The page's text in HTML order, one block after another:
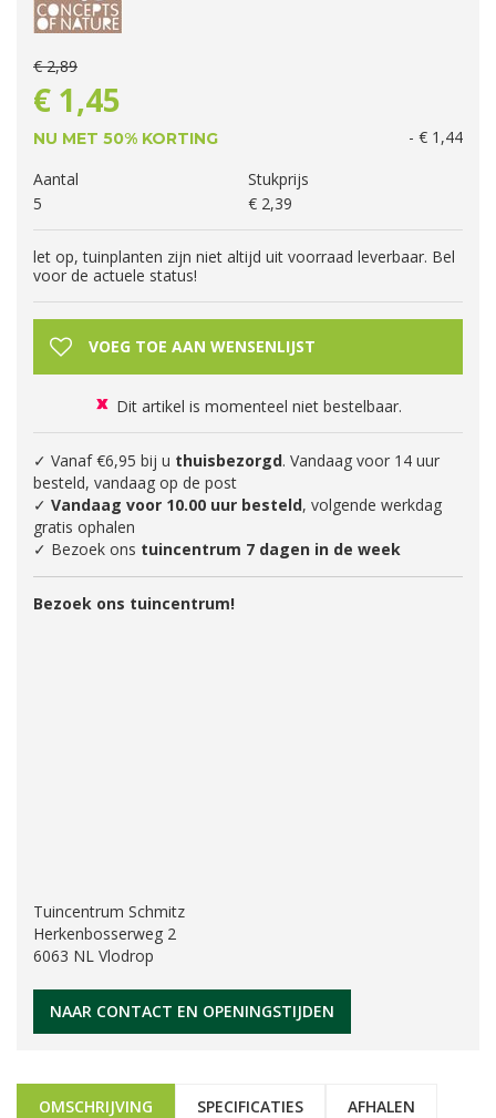
€ 2,89
€ 1,45
NU MET 50% KORTING - € 1 ,44
Aantal
Stukprijs
5
€ 2,39
let op, tuinplanten zijn niet altijd uit voorraad leverbaar. Bel
voor de actuele status!
Dit artikel is momenteel niet bestelbaar.
✓ Vanaf €6,95 bij u thuisbezorgd. Vandaag voor 14 uur
besteld, vandaag op de post
✓ Vandaag voor 10.00 uur besteld, volgende werkdag
gratis ophalen
✓ Bezoek ons tuincentrum 7 dagen in de week
Bezoek ons tuincentrum!
Tuincentrum Schmitz
Herkenbosserweg 2
6063 NL Vlodrop
NAAR CONTACT EN OPENINGSTIJDEN
OMSCHRIJVING SPECIFICATIES AFHALEN